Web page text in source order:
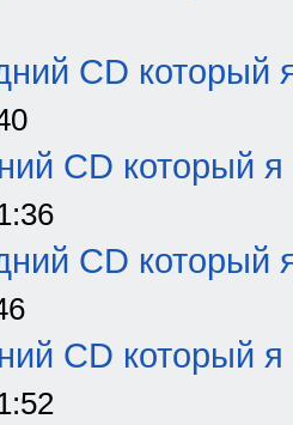
CD который
CD который я
CD который
CD который я